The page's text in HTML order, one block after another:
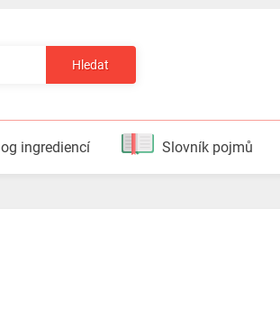
Hledat
ingrediencí Slovník pojmů